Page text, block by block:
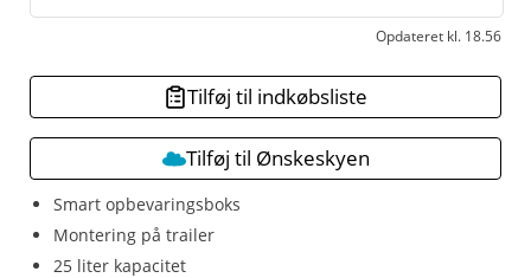
Smart opbevaringsboks
Montering på trailer
25 liter kapacitet
Opdateret kl. 18.56
Tilføj til indkøbsliste
Tilføj til Ønskeskyen